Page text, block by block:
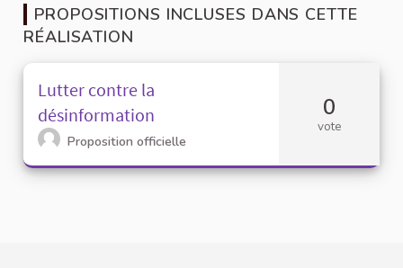
PROPOSITIONS INCLUSES DANS CETTE
RÉALISATION
Lutter contre la
désinformation
Proposition officielle
0
vote